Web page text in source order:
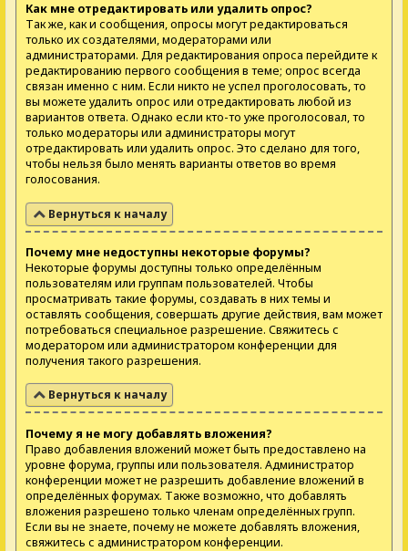
Как мне отредактировать или удалить опрос?
Так же, как и сообщения, опросы могут редактироваться
только их создателями, модераторами или
администраторами. Для редактирования опроса перейдите к
редактированию первого сообщения в теме; опрос всегда
связан именно с ним. Если никто не успел проголосовать, то
вы можете удалить опрос или отредактировать любой из
вариантов ответа. Однако если кто-то уже проголосовал, то
только модераторы или администраторы могут
отредактировать или удалить опрос. Это сделано для того,
чтобы нельзя было менять варианты ответов во время
голосования.
Вернуться к началу
Почему мне недоступны некоторые форумы?
Некоторые форумы доступны только определённым
пользователям или группам пользователей. Чтобы
просматривать такие форумы, создавать в них темы и
оставлять сообщения, совершать другие действия, вам может
потребоваться специальное разрешение. Свяжитесь с
модератором или администратором конференции для
получения такого разрешения.
Вернуться к началу
Почему я не могу добавлять вложения?
Право добавления вложений может быть предоставлено на
уровне форума, группы или пользователя. Администратор
конференции может не разрешить добавление вложений в
определённых форумах. Также возможно, что добавлять
вложения разрешено только членам определённых групп.
Если вы не знаете, почему не можете добавлять вложения,
свяжитесь с администратором конференции.